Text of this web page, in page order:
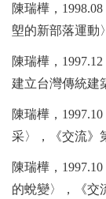
陳瑞樺， 1998.08
塱的新部落運動
陳瑞樺， 1997.12
建立台灣傳統建
陳瑞樺， 1997.10
采〉，《交流》
陳瑞樺， 1997.10
的蛻變〉，《交